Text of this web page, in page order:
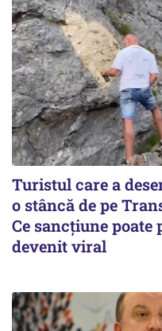
Turistul care a
o stâncă de pe
Ce sancțiune
devenit viral